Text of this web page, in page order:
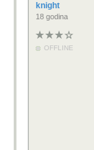
knight
18 godina
OFFLINE